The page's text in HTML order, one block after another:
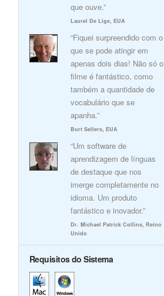
que ouve.”
Laurel De Lige, EUA
“Fiquei surpreendido com o
que se pode atingir em
apenas dois dias! Não só o
filme é fantástico, como
também a quantidade de
vocabulário que se
apanha.”
Burt Sellers, EUA
“Um software de
aprendizagem de línguas
de destaque que nos
imerge completamente no
idioma. Um produto
fantástico e inovador.”
Dr. Michael Patrick Collins, Reino
Unido
Requisitos do Sistema